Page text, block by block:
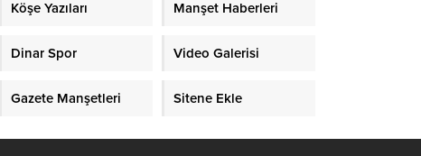
Köşe Yazıları Manşet Haberleri
Dinar Spor Video Galerisi
Gazete Manşetleri Sitene Ekle